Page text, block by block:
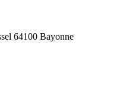
64100 Bayonne